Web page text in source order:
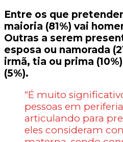
Entre os que
maioria (81%) vai
Outras a serem
esposa ou namorada
irmã, tia ou prima
(5%).
“É muito
pessoas em
articulando para
eles consideram